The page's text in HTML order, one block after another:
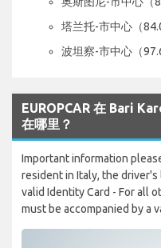
塔兰托-市中心（
波坦察-市中心（
EUROPCAR 在 Bari
在哪里？
Important information
resident in Italy, the driver's
valid Identity Card - For all
must be accompanied by a